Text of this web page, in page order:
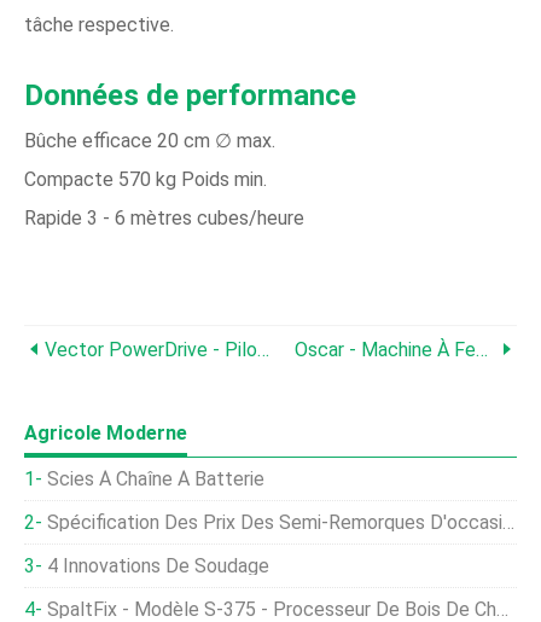
tâche respective.
Données de performance
Bûche efficace 20 cm ∅ max.
Compacte 570 kg Poids min.
Rapide 3 - 6 mètres cubes/heure
Vector PowerDrive - Pilote De Poste D'excavatrice Oscar - Machine À Fendre
Agricole Moderne
Scies À Chaîne À Batterie
Spécification Des Prix Des Semi-Remorques D'occasion
4 Innovations De Soudage
SpaltFix - Modèle S-375 - Processeur De Bois De Chauffage